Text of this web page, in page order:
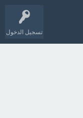
تسجيل الدخول